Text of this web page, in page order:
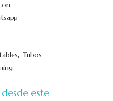
, Tubos
este